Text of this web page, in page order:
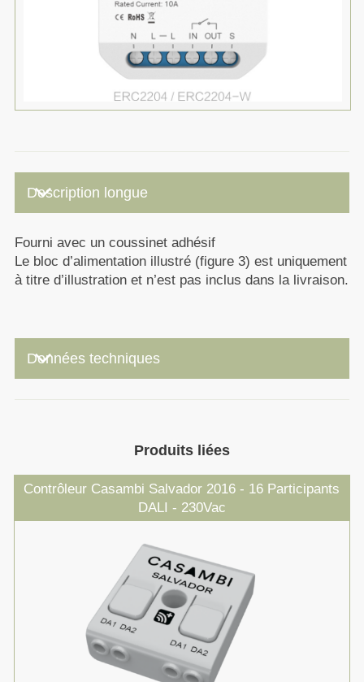
Description longue
keyboard_arrow_down
Fourni avec un coussinet adhésif
Le bloc d’alimentation illustré (figure 3) est uniquement
à titre d’illustration et n’est pas inclus dans la livraison.
Données techniques
keyboard_arrow_down
Produits liées
Contrôleur Casambi Salvador 2016 - 16 Participants
DALI - 230Vac